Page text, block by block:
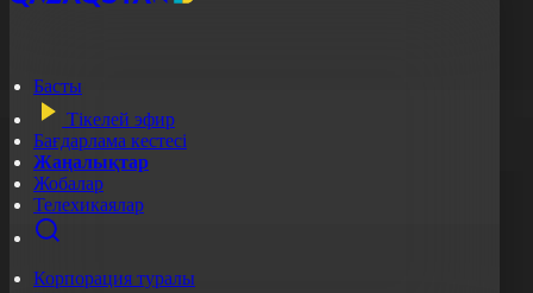
Басты
Тікелей эфир
Бағдарлама кестесі
Жаңалықтар
Жобалар
Телехикаялар
Корпорация туралы